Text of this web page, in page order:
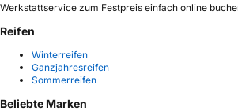
Werkstattservice zum Festpreis einfach online
Reifen
Winterreifen
Ganzjahresreifen
Sommerreifen
Beliebte Marken